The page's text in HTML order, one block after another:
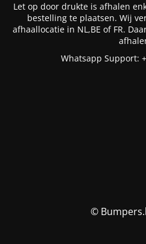
Let op door drukte is afhalen
bestelling te plaatsen. Wij
afhaallocatie in NL,BE of FR.
Whatsapp Support:
©